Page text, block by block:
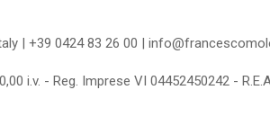
| +39 0424 83 26 00 |
i.v. - Reg. Imprese VI 04452450242 -